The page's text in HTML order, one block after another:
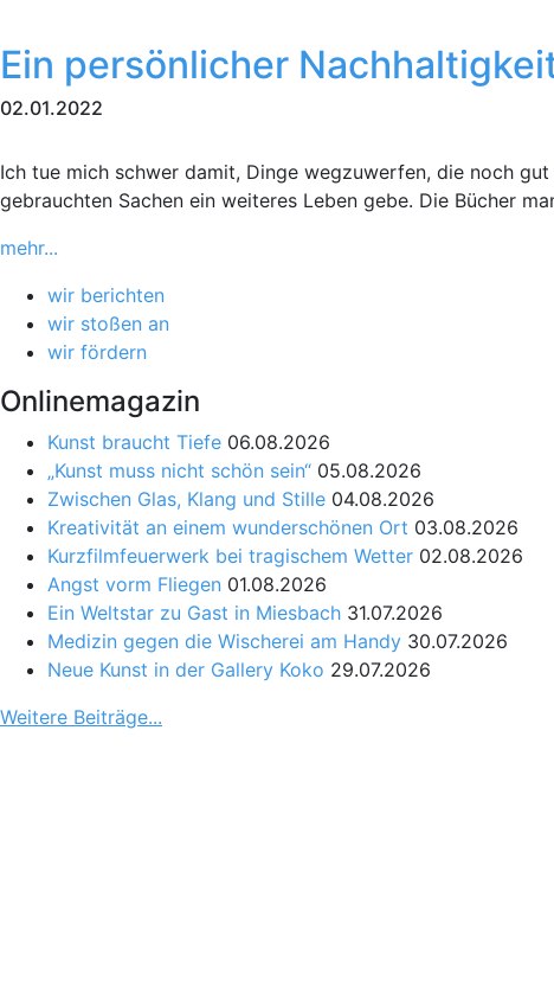
Ein persönlicher
02.01.2022
Ich tue mich schwer damit, Dinge wegzuwerfen, die noch
gebrauchten Sachen ein weiteres Leben gebe. Die Bücher
mehr...
wir berichten
wir stoßen an
wir fördern
Onlinemagazin
Kunst braucht Tiefe 06.08.2026
„Kunst muss nicht schön sein“ 05.08.2026
Zwischen Glas, Klang und Stille 04.08.2026
Kreativität an einem wunderschönen Ort 03.08.2026
Kurzfilmfeuerwerk bei tragischem Wetter 02.08.2026
Angst vorm Fliegen 01.08.2026
Ein Weltstar zu Gast in Miesbach 31.07.2026
Medizin gegen die Wischerei am Handy 30.07.2026
Neue Kunst in der Gallery Koko 29.07.2026
Weitere Beiträge...